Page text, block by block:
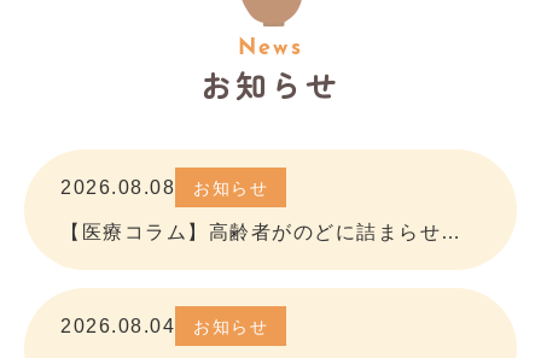
News
お知らせ
2026.08.08 お知らせ
【医療コラム】高齢者がのどに詰まらせたら？ アップしました
2026.08.04 お知らせ